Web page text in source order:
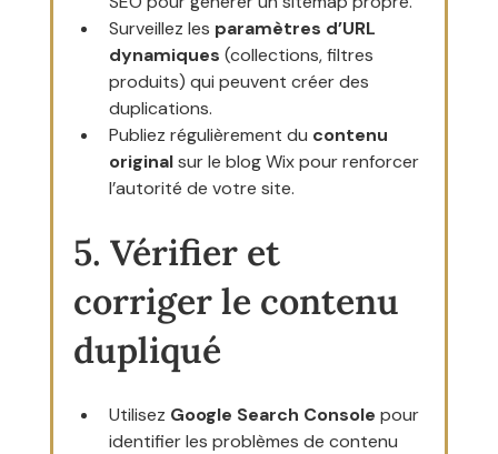
Surveillez les paramètres d’URL
dynamiques (collections, filtres
produits) qui peuvent créer des
duplications.
Publiez régulièrement du contenu
original sur le blog Wix pour renforcer
l’autorité de votre site.
5. Vérifier et
corriger le contenu
dupliqué
Utilisez Google Search Console pour
identifier les problèmes de contenu